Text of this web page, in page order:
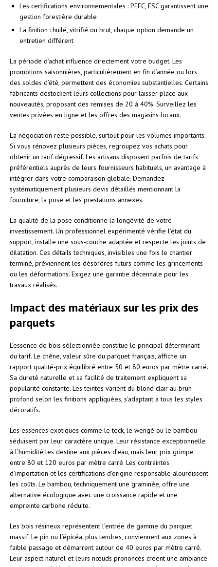
Les certifications environnementales : PEFC, FSC garantissent une
gestion forestière durable
La finition : huilé, vitrifié ou brut, chaque option demande un
entretien différent
La période d’achat influence directement votre budget. Les
promotions saisonnières, particulièrement en fin d’année ou lors
des soldes d’été, permettent des économies substantielles. Certains
fabricants déstockent leurs collections pour laisser place aux
nouveautés, proposant des remises de 20 à 40%. Surveillez les
ventes privées en ligne et les offres des magasins locaux.
La négociation reste possible, surtout pour les volumes importants.
Si vous rénovez plusieurs pièces, regroupez vos achats pour
obtenir un tarif dégressif. Les artisans disposent parfois de tarifs
préférentiels auprès de leurs fournisseurs habituels, un avantage à
intégrer dans votre comparaison globale. Demandez
systématiquement plusieurs devis détaillés mentionnant la
fourniture, la pose et les prestations annexes.
La qualité de la pose conditionne la longévité de votre
investissement. Un professionnel expérimenté vérifie l’état du
support, installe une sous-couche adaptée et respecte les joints de
dilatation. Ces détails techniques, invisibles une fois le chantier
terminé, préviennent les désordres futurs comme les grincements
ou les déformations. Exigez une garantie décennale pour les
travaux réalisés.
Impact des matériaux sur les prix des
parquets
L’essence de bois sélectionnée constitue le principal déterminant
du tarif. Le chêne, valeur sûre du parquet français, affiche un
rapport qualité-prix équilibré entre 50 et 80 euros par mètre carré.
Sa dureté naturelle et sa facilité de traitement expliquent sa
popularité constante. Les teintes varient du blond clair au brun
profond selon les finitions appliquées, s’adaptant à tous les styles
décoratifs.
Les essences exotiques comme le teck, le wengé ou le bambou
séduisent par leur caractère unique. Leur résistance exceptionnelle
à l’humidité les destine aux pièces d’eau, mais leur prix grimpe
entre 80 et 120 euros par mètre carré. Les contraintes
d’importation et les certifications d’origine responsable alourdissent
les coûts. Le bambou, techniquement une graminée, offre une
alternative écologique avec une croissance rapide et une
empreinte carbone réduite.
Les bois résineux représentent l’entrée de gamme du parquet
massif. Le pin ou l’épicéa, plus tendres, conviennent aux zones à
faible passage et démarrent autour de 40 euros par mètre carré.
Leur aspect naturel et leurs nœuds prononcés créent une ambiance